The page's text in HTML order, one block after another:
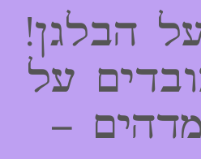
הבלגן!
על
–